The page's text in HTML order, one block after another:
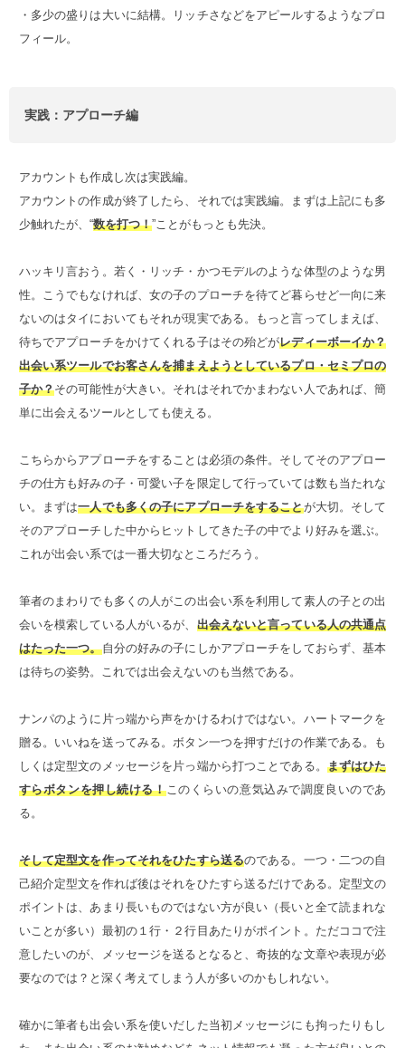
・多少の盛りは大いに結構。リッチさなどをアピールするようなプロ
フィール。
実践：アプローチ編
アカウントも作成し次は実践編。
アカウントの作成が終了したら、それでは実践編。まずは上記にも多
少触れたが、“数を打つ！”ことがもっとも先決。
ハッキリ言おう。若く・リッチ・かつモデルのような体型のような男
性。こうでもなければ、女の子のプローチを待てど暮らせど一向に来
ないのはタイにおいてもそれが現実である。もっと言ってしまえば、
待ちでアプローチをかけてくれる子はその殆どがレディーボーイか？
出会い系ツールでお客さんを捕まえようとしているプロ・セミプロの
子か？その可能性が大きい。それはそれでかまわない人であれば、簡
単に出会えるツールとしても使える。
こちらからアプローチをすることは必須の条件。そしてそのアプロー
チの仕方も好みの子・可愛い子を限定して行っていては数も当たれな
い。まずは一人でも多くの子にアプローチをすることが大切。そして
そのアプローチした中からヒットしてきた子の中でより好みを選ぶ。
これが出会い系では一番大切なところだろう。
筆者のまわりでも多くの人がこの出会い系を利用して素人の子との出
会いを模索している人がいるが、 出会えないと言っている人の共通点
はたった一つ。自分の好みの子にしかアプローチをしておらず、基本
は待ちの姿勢。これでは出会えないのも当然である。
ナンパのように片っ端から声をかけるわけではない。ハートマークを
贈る。いいねを送ってみる。ボタン一つを押すだけの作業である。も
しくは定型文のメッセージを片っ端から打つことである。 まずはひた
すらボタンを押し続ける！このくらいの意気込みで調度良いのであ
る。
そして定型文を作ってそれをひたすら送るのである。一つ・二つの自
己紹介定型文を作れば後はそれをひたすら送るだけである。定型文の
ポイントは、あまり長いものではない方が良い（長いと全て読まれな
いことが多い）最初の１行・２行目あたりがポイント。ただココで注
意したいのが、メッセージを送るとなると、奇抜的な文章や表現が必
要なのでは？と深く考えてしまう人が多いのかもしれない。
確かに筆者も出会い系を使いだした当初メッセージにも拘ったりもし